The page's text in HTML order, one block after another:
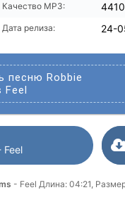
Качество MP3:
Дата релиза: 24-
песню Robbie
Feel
Feel
- Feel Длина: 04:21,